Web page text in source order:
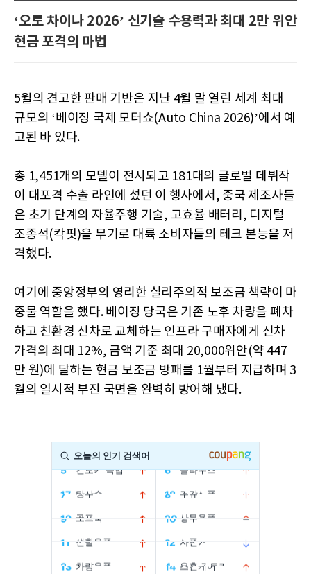
‘오토 차이나 2026’ 신기술 수용력과 최대 2만 위안
현금 포격의 마법
5월의 견고한 판매 기반은 지난 4월 말 열린 세계 최대
규모의 ‘베이징 국제 모터쇼(Auto China 2026)’에서 예
고된 바 있다.
총 1,451개의 모델이 전시되고 181대의 글로벌 데뷔작
이 대포격 수출 라인에 섰던 이 행사에서, 중국 제조사들
은 초기 단계의 자율주행 기술, 고효율 배터리, 디지털
조종석(칵핏)을 무기로 대륙 소비자들의 테크 본능을 저
격했다.
여기에 중앙정부의 영리한 실리주의적 보조금 책략이 마
중물 역할을 했다. 베이징 당국은 기존 노후 차량을 폐차
하고 친환경 신차로 교체하는 인프라 구매자에게 신차
가격의 최대 12%, 금액 기준 최대 20,000위안(약 447
만 원)에 달하는 현금 보조금 방패를 1월부터 지급하며 3
월의 일시적 부진 국면을 완벽히 방어해 냈다.